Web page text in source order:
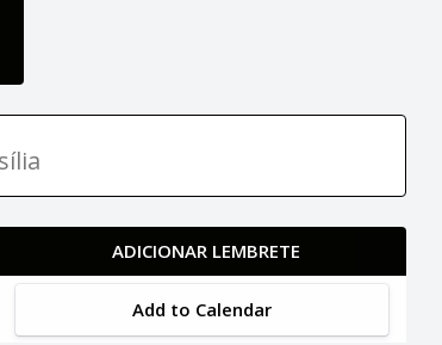
ADICIONAR LEMBRETE
Add to Calendar